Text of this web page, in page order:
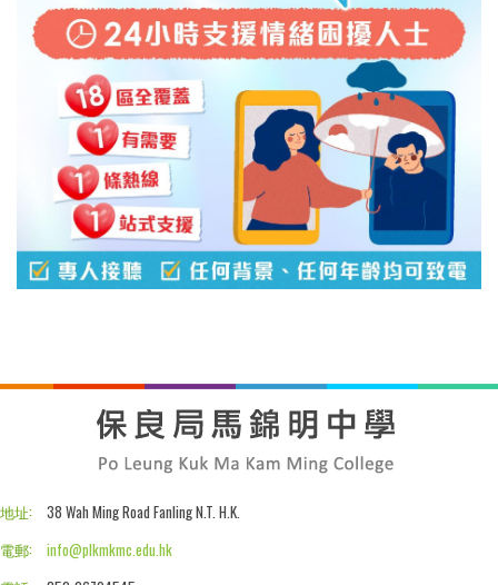
地址:
38 Wah Ming Road Fanling N.T. H.K.
電郵:
info@plkmkmc.edu.hk